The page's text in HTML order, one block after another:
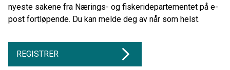
nyeste sakene fra Nærings- og fiskeridepartementet på e-
post fortløpende. Du kan melde deg av når som helst.
REGISTRER